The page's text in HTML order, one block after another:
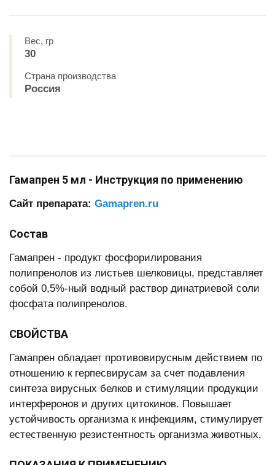
Вес, гр
30
Страна производства
Россия
Гамапрен 5 мл - Инструкция по применению
Сайт препарата: Gamapren.ru
Состав
Гамапрен - продукт фосфорилирования
полипренолов из листьев шелковицы, представляет
собой 0,5%-ный водный раствор динатриевой соли
фосфата полипренолов.
СВОЙСТВА
Гамапрен обладает противовирусным действием по
отношению к герпесвирусам за счет подавления
синтеза вирусных белков и стимуляции продукции
интерферонов и других цитокинов. Повышает
устойчивость организма к инфекциям, стимулирует
естественную резистентность организма животных.